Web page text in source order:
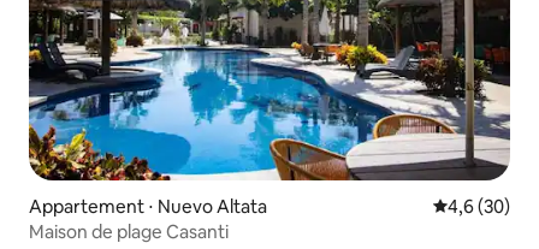
Appartement ⋅ Nuevo Altata Évaluation
4,6 (30)
Maison de plage Casanti